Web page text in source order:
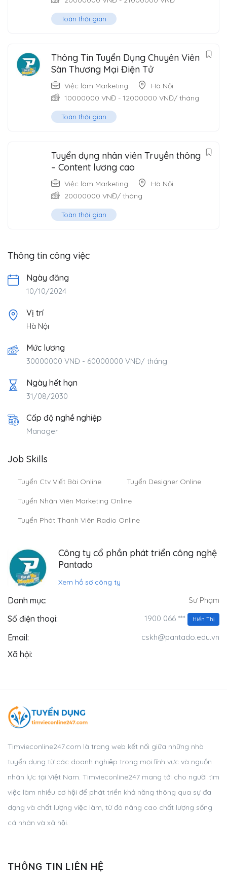
Toàn thời gian
Thông Tin Tuyển Dụng Chuyên Viên
Sàn Thương Mại Điện Tử
Việc làm Marketing
Hà Nội
10000000 VNĐ - 12000000 VNĐ/ tháng
Toàn thời gian
Tuyển dụng nhân viên Truyền thông
– Content lương cao
Việc làm Marketing
Hà Nội
20000000 VNĐ/ tháng
Toàn thời gian
Thông tin công việc
Ngày đăng
10/10/2024
Vị trí
Hà Nội
Mức lương
30000000 VNĐ - 60000000 VNĐ/ tháng
Ngày hết hạn
31/08/2030
Cấp độ nghề nghiệp
Manager
Job Skills
Tuyển Ctv Viết Bài Online Tuyển Designer Online
Tuyển Nhân Viên Marketing Online
Tuyển Phát Thanh Viên Radio Online
Công ty cổ phần phát triển công nghệ
Pantado
Xem hồ sơ công ty
Danh mục: Sư Phạm
Số điện thoại: 1900 066 *** Hiển Thị
Email: cskh@pantado.edu.vn
Xã hội:
Timvieconline247.com là trang web kết nối giữa những nhà
tuyển dụng từ các doanh nghiệp trong mọi lĩnh vực và nguồn
nhân lực tại Việt Nam. Timvieconline247 mang tới cho người tìm
việc làm nhiều cơ hội để phát triển khả năng thông qua sự đa
dạng và chất lượng việc làm, từ đó nâng cao chất lượng sống
cá nhân và xã hội.
THÔNG TIN LIÊN HỆ